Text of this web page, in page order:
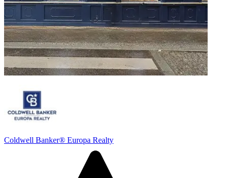
Coldwell Banker® Europa Realty